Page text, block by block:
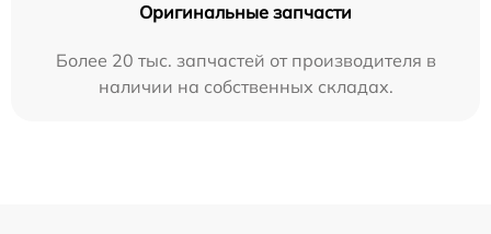
Оригинальные запчасти
Более 20 тыс. запчастей от производителя в
наличии на собственных складах.